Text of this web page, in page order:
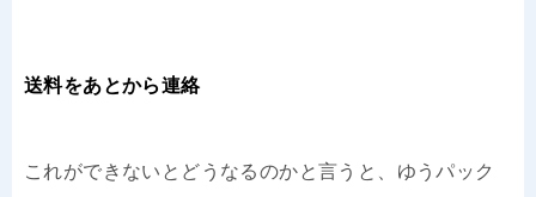
送料をあとから連絡
これができないとどうなるのかと言うと、ゆうパック